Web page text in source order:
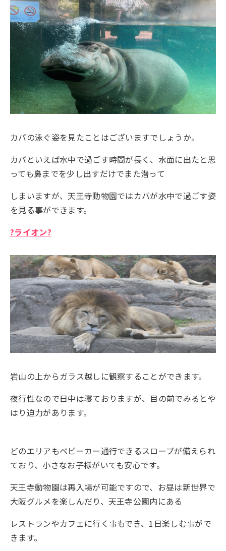
カバの泳ぐ姿を見たことはございますでしょうか。
カバといえば水中で過ごす時間が長く、水面に出たと思
っても鼻までを少し出すだけでまた潜って
しまいますが、天王寺動物園ではカバが水中で過ごす姿
を見る事ができます。
?ライオン?
岩山の上からガラス越しに観察することができます。
夜行性なので日中は寝ておりますが、目の前でみるとや
はり迫力があります。
どのエリアもベビーカー通行できるスロープが備えられ
ており、小さなお子様がいても安心です。
天王寺動物園は再入場が可能ですので、お昼は新世界で
大阪グルメを楽しんだり、天王寺公園内にある
レストランやカフェに行く事もでき、1日楽しむ事がで
きます。